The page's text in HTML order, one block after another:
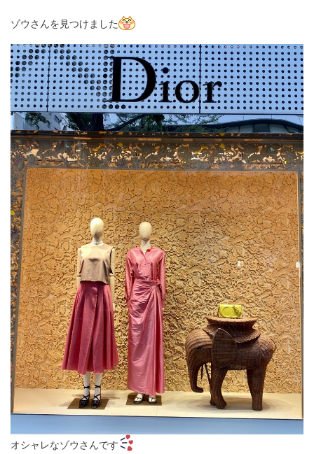
ゾウさんを見つけました
オシャレなゾウさんです